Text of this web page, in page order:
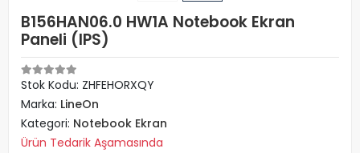
B156HAN06.0 HW1A Notebook Ekran
Paneli (IPS)
Stok Kodu: ZHFEHORXQY
Marka: LineOn
Kategori: Notebook Ekran
Ürün Tedarik Aşamasında